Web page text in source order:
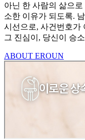
아닌 한 사람의 삶으로
소한 이유가 되도록.
시선으로, 사건번호가
그 진심이, 당신이 승
ABOUT EROUN